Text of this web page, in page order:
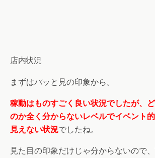
店内状況
まずはパッと見の印象から。
稼動はものすごく良い状況でしたが、
のか全く分からないレベルでイベント
見えない状況でしたね。
見た目の印象だけじゃ分からないので